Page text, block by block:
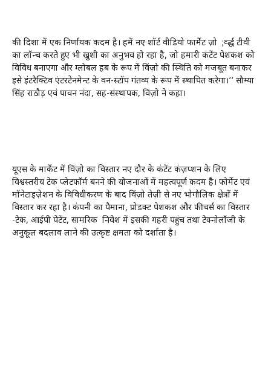
की दिशा में एक निर्णायक कदम है। हमें नए शॉर्ट वीडियो फार्मेट ज़ो ;र्व्द्ध टीवी
का लॉन्च करते हुए भी खुशी का अनुभव हो रहा है, जो हमारी कंटेंट पेशकश को
विविध बनाएगा और ग्लोबल हब के रूप में विंज़ो की स्थिति को मजबूत बनाकर
इसे इंटरैक्टिव एंटरटेनमेन्ट के वन-स्टॉप गंतव्य के रूप में स्थापित करेगा।’’ सौम्या
सिंह राठौड़ एवं पावन नंदा, सह-संस्थापक, विंज़ो ने कहा।
यूएस के मार्केट में विंज़ो का विस्तार नए दौर के कंटेंट कंज़प्शन के लिए
विश्वस्तरीय टेक प्लेटफॉर्म बनने की योजनाओं में महत्वपूर्ण कदम है। फोर्मेट एवं
मॉनेटाइज़ेशन के विविधीकरण के बाद विंज़ो तेज़ी से नए भोगौलिक क्षेत्रों में
विस्तार कर रहा है। कंपनी का पैमाना, प्रोडक्ट पेशकश और फीचर्स का विस्तार
-टेक, आईपी पेटेंट, सामरिक निवेश में इसकी गहरी पहुंच तथा टेक्नोलॉजी के
अनुकूल बदलाव लाने की उत्कृष्ट क्षमता को दर्शाता है।